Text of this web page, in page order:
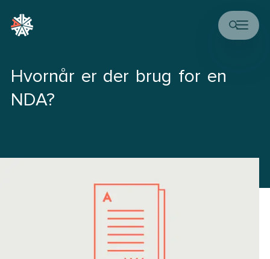
Hvornår er der brug for en
NDA?